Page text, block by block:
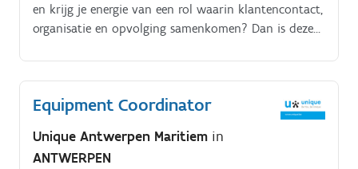
en krijg je energie van een rol waarin klantencontact,
organisatie en opvolging samenkomen? Dan is deze
Antwerpen misschien wel iets voor jou.
Equipment Coordinator
Unique Antwerpen Maritiem in
ANTWERPEN